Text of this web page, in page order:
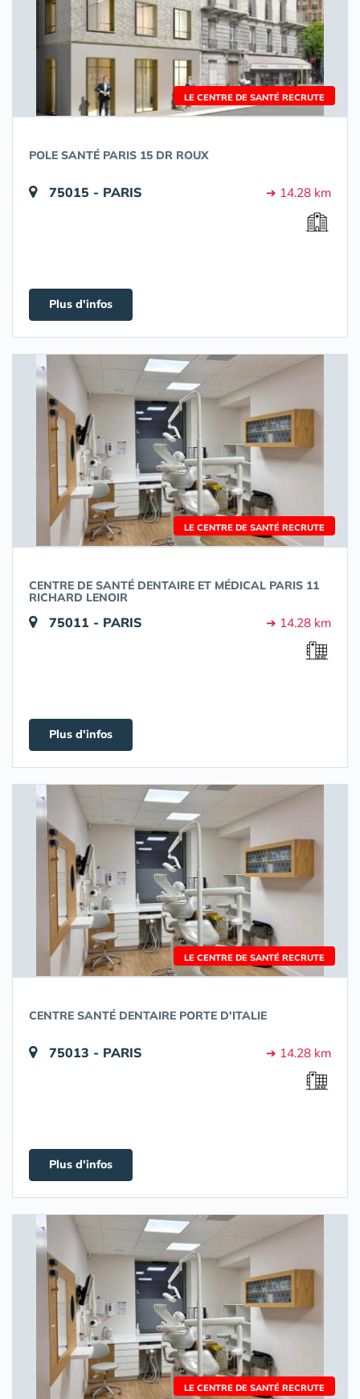
LE CENTRE DE SANTÉ RECRUTE
POLE SANTÉ PARIS 15 DR ROUX
75015 - PARIS ➔ 14.28 km
Plus d'infos
LE CENTRE DE SANTÉ RECRUTE
CENTRE DE SANTÉ DENTAIRE ET MÉDICAL PARIS 11
RICHARD LENOIR
75011 - PARIS ➔ 14.28 km
Plus d'infos
LE CENTRE DE SANTÉ RECRUTE
CENTRE SANTÉ DENTAIRE PORTE D'ITALIE
75013 - PARIS ➔ 14.28 km
Plus d'infos
LE CENTRE DE SANTÉ RECRUTE